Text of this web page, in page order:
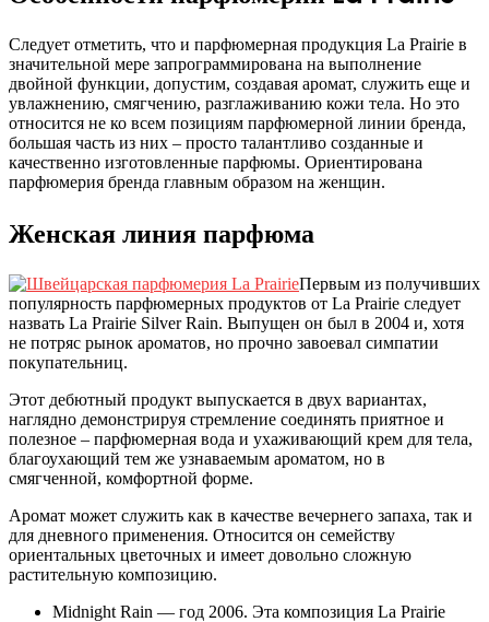
Следует отметить, что и парфюмерная продукция La Prairie в
значительной мере запрограммирована на выполнение
двойной функции, допустим, создавая аромат, служить еще и
увлажнению, смягчению, разглаживанию кожи тела. Но это
относится не ко всем позициям парфюмерной линии бренда,
большая часть из них – просто талантливо созданные и
качественно изготовленные парфюмы. Ориентирована
парфюмерия бренда главным образом на женщин.
Женская линия парфюма
Первым из получивших
популярность парфюмерных продуктов от La Prairie следует
назвать La Prairie Silver Rain. Выпущен он был в 2004 и, хотя
не потряс рынок ароматов, но прочно завоевал симпатии
покупательниц.
Этот дебютный продукт выпускается в двух вариантах,
наглядно демонстрируя стремление соединять приятное и
полезное – парфюмерная вода и ухаживающий крем для тела,
благоухающий тем же узнаваемым ароматом, но в
смягченной, комфортной форме.
Аромат может служить как в качестве вечернего запаха, так и
для дневного применения. Относится он семейству
ориентальных цветочных и имеет довольно сложную
растительную композицию.
Midnight Rain — год 2006. Эта композиция La Prairie